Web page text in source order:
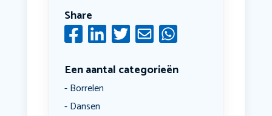
Share
Een aantal categorieën
Borrelen
Dansen